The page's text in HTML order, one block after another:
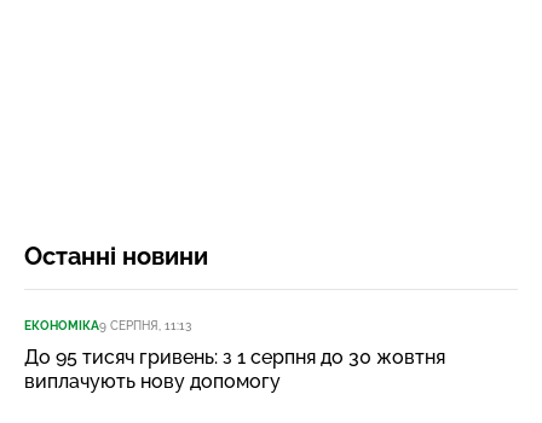
Останні новини
ЕКОНОМІКА9 СЕРПНЯ, 11:13
До 95 тисяч гривень: з 1 серпня до 30 жовтня
виплачують нову допомогу